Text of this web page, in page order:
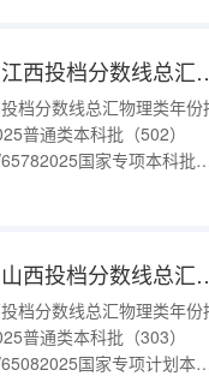
2025年高考西安电子科
档分数线总汇物理类年份
普通类本科批（502）
国家专项本科批
2025年高考西安电子科
档分数线总汇物理类年份
普通类本科批（303）
国家专项计划本